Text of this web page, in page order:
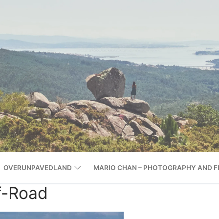
OVERUNPAVEDLAND MARIO CHAN – PHOTOGRAPHY AND
Road